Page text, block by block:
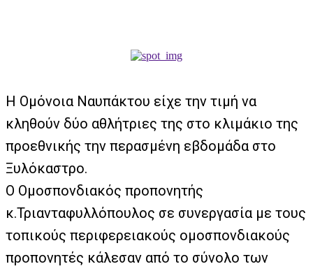
Η Ομόνοια Ναυπάκτου είχε την τιμή να
κληθούν δύο αθλήτριες της στο κλιμάκιο της
προεθνικής την περασμένη εβδομάδα στο
Ξυλόκαστρο.
Ο Ομοσπονδιακός προπονητής
κ.Τριανταφυλλόπουλος σε συνεργασία με τους
τοπικούς περιφερειακούς ομοσπονδιακούς
προπονητές κάλεσαν από το σύνολο των